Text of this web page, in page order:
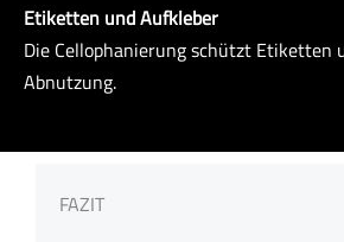
Etiketten und Aufkleber
Die Cellophanierung schützt Etiketten
Abnutzung.
FAZIT